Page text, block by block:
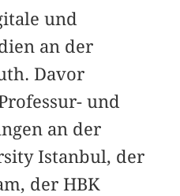
und
an der
Davor
und
an der
Istanbul, der
der HBK